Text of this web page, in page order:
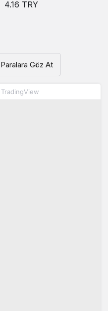
4.16 TRY
Göz At